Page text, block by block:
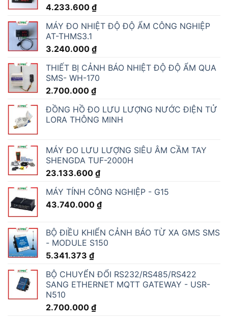
4.233.600 ₫
MÁY ĐO NHIỆT ĐỘ ĐỘ ẨM CÔNG NGHIỆP
AT-THMS3.1
3.240.000 ₫
THIẾT BỊ CẢNH BÁO NHIỆT ĐỘ ĐỘ ẨM QUA
SMS- WH-170
2.700.000 ₫
ĐỒNG HỒ ĐO LƯU LƯỢNG NƯỚC ĐIỆN TỬ
LORA THÔNG MINH
MÁY ĐO LƯU LƯỢNG SIÊU ÂM CẦM TAY
SHENGDA TUF-2000H
23.133.600 ₫
MÁY TÍNH CÔNG NGHIỆP - G15
43.740.000 ₫
BỘ ĐIỀU KHIỂN CẢNH BÁO TỪ XA GMS SMS
- MODULE S150
5.341.373 ₫
BỘ CHUYỂN ĐỔI RS232/RS485/RS422
SANG ETHERNET MQTT GATEWAY - USR-
N510
2.700.000 ₫